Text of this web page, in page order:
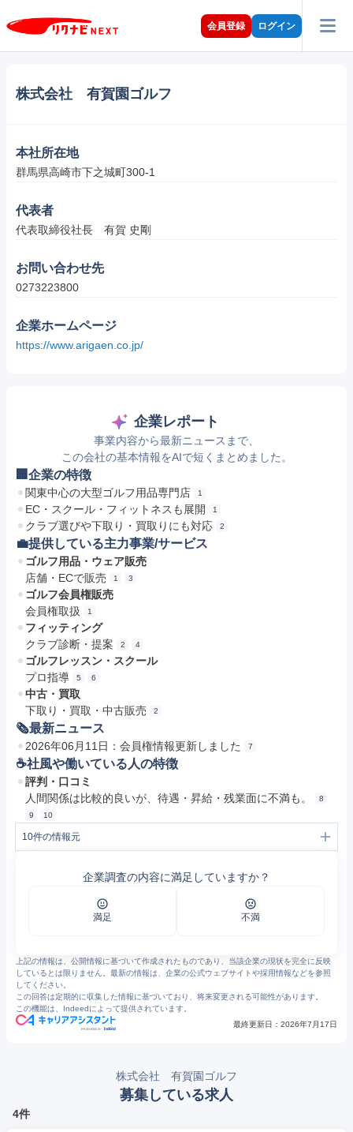
会員登録 ログイン
株式会社 有賀園ゴルフ
本社所在地
群馬県高崎市下之城町300-1
代表者
代表取締役社長　有賀 史剛
お問い合わせ先
0273223800
企業ホームページ
https://www.arigaen.co.jp/
企業レポート
事業内容から最新ニュースまで、
この会社の基本情報をAIで短くまとめました。
🏢企業の特徴
関東中心の大型ゴルフ用品専門店 1
EC・スクール・フィットネスも展開 1
クラブ選びや下取り・買取りにも対応 2
💼提供している主力事業/サービス
ゴルフ用品・ウェア販売
店舗・ECで販売
1 3
ゴルフ会員権販売
会員権取扱
1
フィッティング
クラブ診断・提案
2 4
ゴルフレッスン・スクール
プロ指導
5 6
中古・買取
下取り・買取・中古販売
2
🗞最新ニュース
2026年06月11日：会員権情報更新しました 7
☕️社風や働いている人の特徴
評判・口コミ
人間関係は比較的良いが、待遇・昇給・残業面に不満も。
8
9
10
10件の情報元
有賀園ゴルフ｜新卒採用情報サイト
10
有賀園ゴルフの評判・口コミ - エン カイシャの評判
企業調査の内容に満足していますか？
満足 不満
上記の情報は、公開情報に基づいて作成されたものであり、当該企業の現状を完全に反映
しているとは限りません。最新の情報は、企業の公式ウェブサイトや採用情報などを参照
してください。
この回答は定期的に収集した情報に基づいており、将来変更される可能性があります。
この機能は、Indeedによって提供されています。
最終更新日： 2026年7月17日
株式会社 有賀園ゴルフ
募集している求人
4件